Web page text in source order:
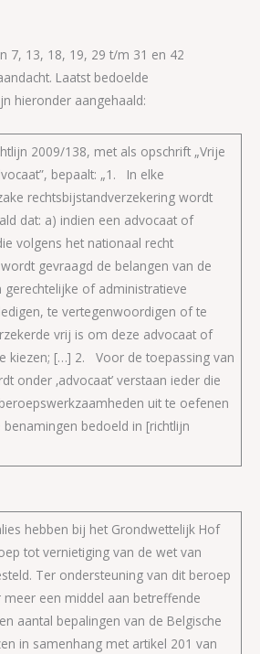
7, 13, 18, 19, 29 t/m 31 en 42
Laatst bedoelde
hieronder aangehaald:
2009/138, met als opschrift „Vrije
bepaalt: „1. In elke
rechtsbijstandverzekering wordt
dat: a) indien een advocaat of
volgens het nationaal recht
gevraagd de belangen van de
gerechtelijke of administratieve
te vertegenwoordigen of te
vrij is om deze advocaat of
kiezen; […] 2. Voor de toepassing van
onder ‚advocaat’ verstaan ieder die
uit te oefenen
bedoeld in [richtlijn
hebben bij het Grondwettelijk Hof
tot vernietiging van de wet van
Ter ondersteuning van dit beroep
een middel aan betreffende
aantal bepalingen van de Belgische
in samenhang met artikel 201 van